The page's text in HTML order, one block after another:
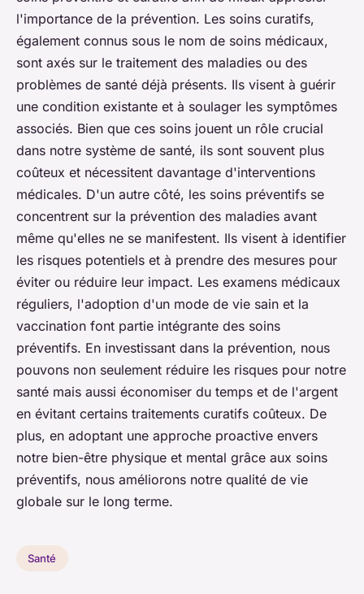
l'importance de la prévention. Les soins curatifs,
également connus sous le nom de soins médicaux,
sont axés sur le traitement des maladies ou des
problèmes de santé déjà présents. Ils visent à guérir
une condition existante et à soulager les symptômes
associés. Bien que ces soins jouent un rôle crucial
dans notre système de santé, ils sont souvent plus
coûteux et nécessitent davantage d'interventions
médicales. D'un autre côté, les soins préventifs se
concentrent sur la prévention des maladies avant
même qu'elles ne se manifestent. Ils visent à identifier
les risques potentiels et à prendre des mesures pour
éviter ou réduire leur impact. Les examens médicaux
réguliers, l'adoption d'un mode de vie sain et la
vaccination font partie intégrante des soins
préventifs. En investissant dans la prévention, nous
pouvons non seulement réduire les risques pour notre
santé mais aussi économiser du temps et de l'argent
en évitant certains traitements curatifs coûteux. De
plus, en adoptant une approche proactive envers
notre bien-être physique et mental grâce aux soins
préventifs, nous améliorons notre qualité de vie
globale sur le long terme.
Santé